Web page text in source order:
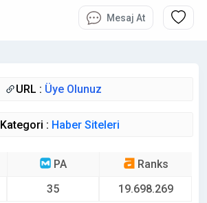
Mesaj At
URL : Üye Olunuz
Kategori : Haber Siteleri
PA
35
Ranks
19.698.269